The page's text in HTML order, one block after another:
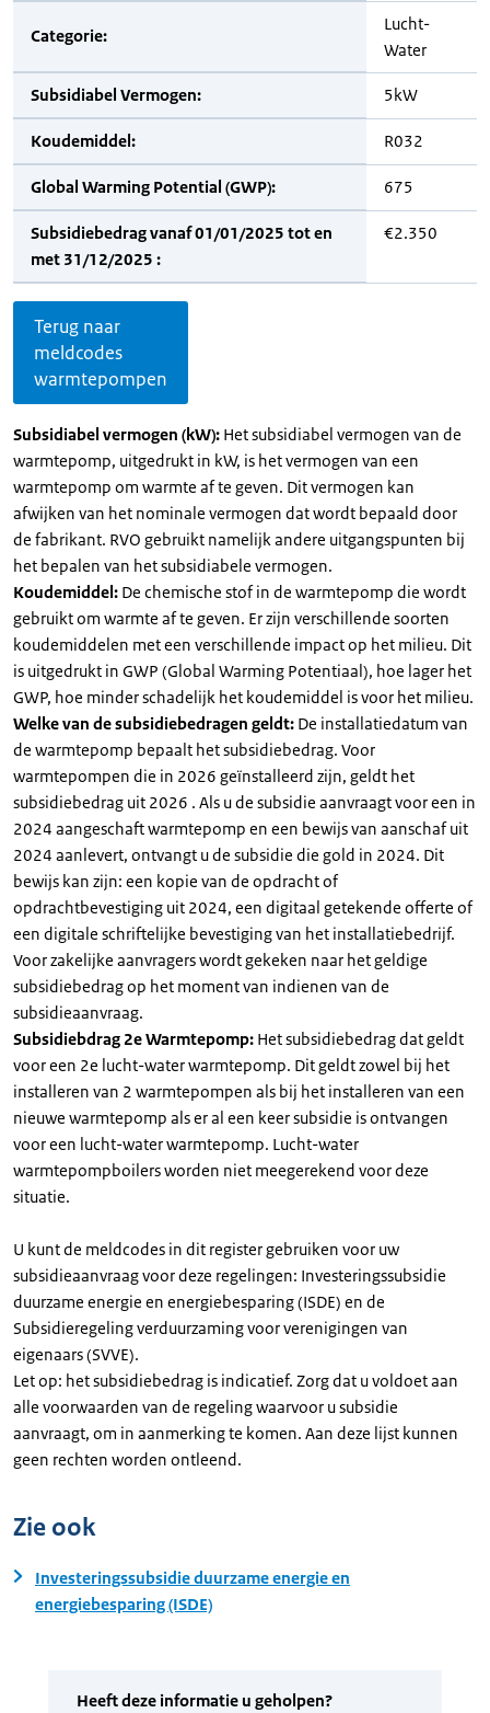
Categorie:
Lucht-
Water
Subsidiabel Vermogen: 5kW
Koudemiddel: R032
Global Warming Potential (GWP): 675
Subsidiebedrag vanaf 01/01/2025 tot en
met 31/12/2025 :
€2.350
Terug naar
meldcodes
warmtepompen
Subsidiabel vermogen (kW): Het subsidiabel vermogen van de
warmtepomp, uitgedrukt in kW, is het vermogen van een
warmtepomp om warmte af te geven. Dit vermogen kan
afwijken van het nominale vermogen dat wordt bepaald door
de fabrikant. RVO gebruikt namelijk andere uitgangspunten bij
het bepalen van het subsidiabele vermogen.
Koudemiddel: De chemische stof in de warmtepomp die wordt
gebruikt om warmte af te geven. Er zijn verschillende soorten
koudemiddelen met een verschillende impact op het milieu. Dit
is uitgedrukt in GWP (Global Warming Potentiaal), hoe lager het
GWP, hoe minder schadelijk het koudemiddel is voor het milieu.
Welke van de subsidiebedragen geldt: De installatiedatum van
de warmtepomp bepaalt het subsidiebedrag. Voor
warmtepompen die in 2026 geïnstalleerd zijn, geldt het
subsidiebedrag uit 2026 . Als u de subsidie aanvraagt voor een in
2024 aangeschaft warmtepomp en een bewijs van aanschaf uit
2024 aanlevert, ontvangt u de subsidie die gold in 2024. Dit
bewijs kan zijn: een kopie van de opdracht of
opdrachtbevestiging uit 2024, een digitaal getekende offerte of
een digitale schriftelijke bevestiging van het installatiebedrijf.
Voor zakelijke aanvragers wordt gekeken naar het geldige
subsidiebedrag op het moment van indienen van de
subsidieaanvraag.
Subsidiebdrag 2e Warmtepomp: Het subsidiebedrag dat geldt
voor een 2e lucht-water warmtepomp. Dit geldt zowel bij het
installeren van 2 warmtepompen als bij het installeren van een
nieuwe warmtepomp als er al een keer subsidie is ontvangen
voor een lucht-water warmtepomp. Lucht-water
warmtepompboilers worden niet meegerekend voor deze
situatie.
U kunt de meldcodes in dit register gebruiken voor uw
subsidieaanvraag voor deze regelingen: Investeringssubsidie
duurzame energie en energiebesparing (ISDE) en de
Subsidieregeling verduurzaming voor verenigingen van
eigenaars (SVVE).
Let op: het subsidiebedrag is indicatief. Zorg dat u voldoet aan
alle voorwaarden van de regeling waarvoor u subsidie
aanvraagt, om in aanmerking te komen. Aan deze lijst kunnen
geen rechten worden ontleend.
Zie ook
Investeringssubsidie duurzame energie en
energiebesparing (ISDE)